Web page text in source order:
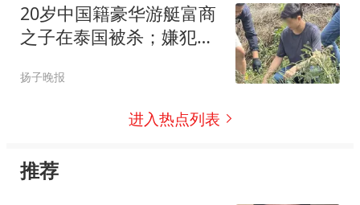
20岁中国籍豪华游艇富商
之子在泰国被杀；嫌犯供
发现曹某，持刀多次刺向
对方；警方称事件源于感
扬子晚报
进入热点列表
推荐